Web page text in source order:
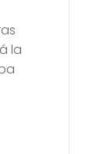
la